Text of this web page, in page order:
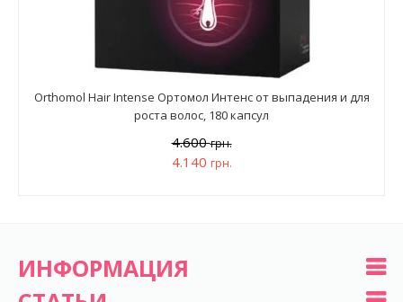
Orthomol Hair Intense Ортомол Интенс от выпадения и для
роста волос, 180 капсул
4.600грн.
4.140 грн.
ИНФОРМАЦИЯ